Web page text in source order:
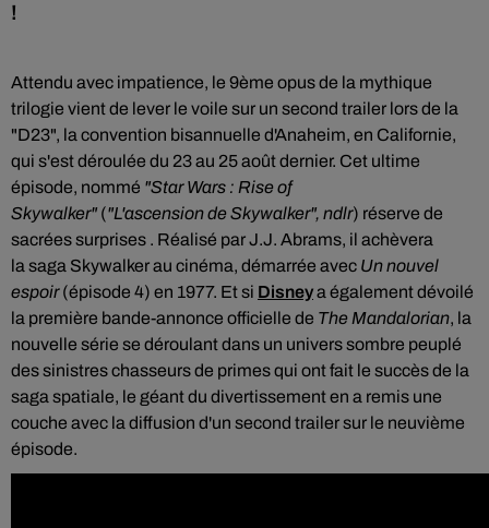
!
Attendu avec impatience, le 9ème opus de la mythique
trilogie vient de lever le voile sur un second trailer lors de la
"D23", la convention bisannuelle d'Anaheim, en Californie,
qui s'est déroulée du 23 au 25 août dernier. Cet ultime
épisode, nommé "Star Wars : Rise of
Skywalker" ("L'ascension de Skywalker", ndlr) réserve de
sacrées surprises . Réalisé par J.J. Abrams, il achèvera
la saga Skywalker au cinéma, démarrée avec Un nouvel
espoir(épisode 4) en 1977. Et si Disneya également dévoilé
la première bande-annonce officielle de The Mandalorian, la
nouvelle série se déroulant dans un univers sombre peuplé
des sinistres chasseurs de primes qui ont fait le succès de la
saga spatiale, le géant du divertissement en a remis une
couche avec la diffusion d'un second trailer sur le neuvième
épisode.